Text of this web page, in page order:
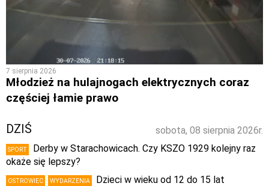
7 sierpnia 2026
Młodzież na hulajnogach elektrycznych coraz
częściej łamie prawo
sobota, 08 sierpnia 2026r.
DZIŚ
SPORT
Derby w Starachowicach. Czy KSZO 1929 kolejny raz
okaże się lepszy?
OSTROWIEC WYDARZENIA
Dzieci w wieku od 12 do 15 lat